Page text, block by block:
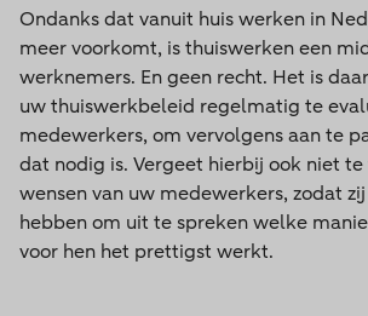
Ondanks dat vanuit huis werken in
meer voorkomt, is thuiswerken een
werknemers. En geen recht. Het is
uw thuiswerkbeleid regelmatig te
medewerkers, om vervolgens aan te
dat nodig is. Vergeet hierbij ook niet
wensen van uw medewerkers, zodat
hebben om uit te spreken welke
voor hen het prettigst werkt.